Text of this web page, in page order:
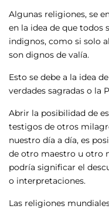
Algunas religiones, se
en la idea de que todos
indignos, como si solo
son dignos de valía.
Esto se debe a la idea
verdades sagradas o la
Abrir la posibilidad de
testigos de otros
nuestro día a día, es
de otro maestro u otro
podría significar el
o interpretaciones.
Las religiones